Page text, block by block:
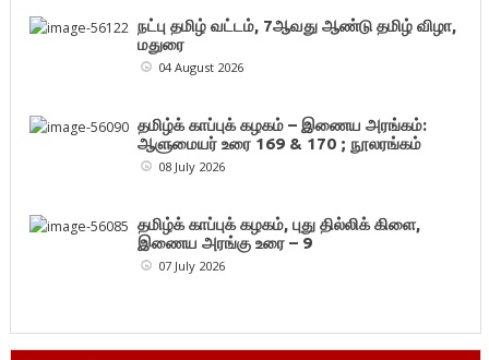
நட்பு தமிழ் வட்டம், 7ஆவது ஆண்டு தமிழ் விழா,
மதுரை
04 August 2026
தமிழ்க் காப்புக் கழகம் – இணைய அரங்கம்:
ஆளுமையர் உரை 169 & 170 ; நூலரங்கம்
08 July 2026
தமிழ்க் காப்புக் கழகம், புது தில்லிக் கிளை,
இணைய அரங்கு உரை – 9
07 July 2026